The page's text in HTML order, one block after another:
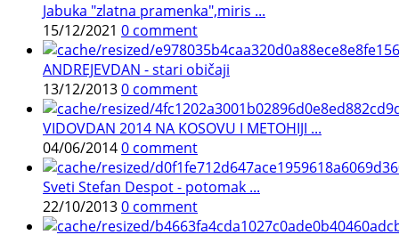
Jabuka "zlatna pramenka",miris ...
15/12/2021 0 comment
ANDREJEVDAN - stari običaji
13/12/20130 comment
VIDOVDAN 2014 NA KOSOVU I METOHIJI ...
04/06/20140 comment
Sveti Stefan Despot - potomak ...
22/10/20130 comment